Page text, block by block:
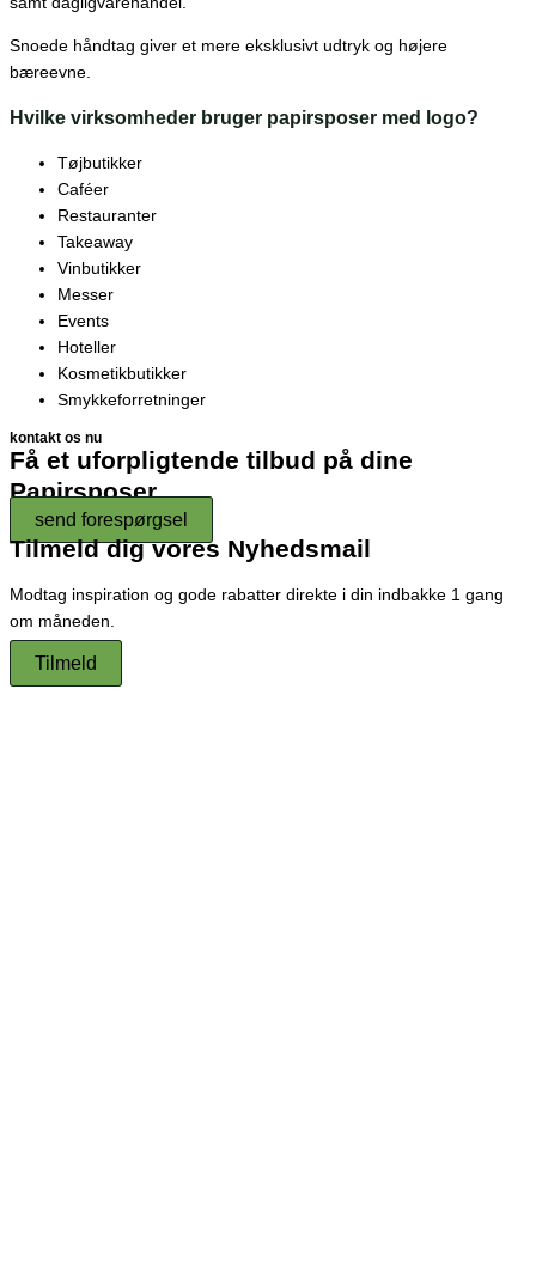
Snoede håndtag giver et mere eksklusivt udtryk og højere
bæreevne.
Hvilke virksomheder bruger papirsposer med logo?
Tøjbutikker
Caféer
Restauranter
Takeaway
Vinbutikker
Messer
Events
Hoteller
Kosmetikbutikker
Smykkeforretninger
kontakt os nu
Få et uforpligtende tilbud på dine
Papirsposer
send forespørgsel
Tilmeld dig vores Nyhedsmail
Modtag inspiration og gode rabatter direkte i din indbakke 1 gang
om måneden.
Tilmeld